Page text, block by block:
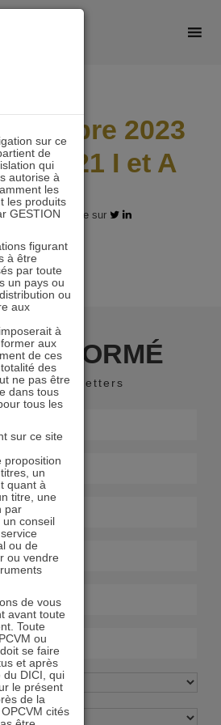
2023
21 I et A
- Partagez l'article sur
INFORMÉ
nos newsletters
sur ce
de
qui
autorise à
les
les produits
GESTION
figurant
à être
par toute
un pays ou
ou
aux
à
aux
de ces
des
ne pas être
dans tous
tous les
sur ce site
proposition
un
quant à
titre, une
par
un conseil
ou de
ou vendre
de vous
avant toute
Toute
ou
se faire
et après
du DICI, qui
le présent
de la
cités